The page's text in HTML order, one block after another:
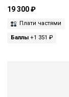
19 300 ₽
Плати частями
Баллы +1 351 ₽